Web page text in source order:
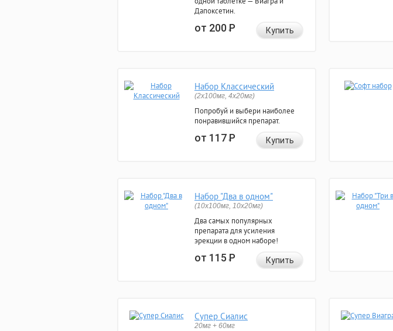
Дапоксетин.
от 200Р Купить
Набор Классический
(2x100мг, 4x20мг)
Попробуй и выбери наиболее
понравившийся препарат.
от 117Р Купить
Набор "Два в одном"
(10x100мг, 10x20мг)
Два самых популярных
препарата для усиления
эрекции в одном наборе!
от 115Р Купить
Супер Сиалис
20мг + 60мг